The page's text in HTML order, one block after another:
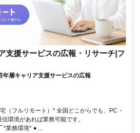
支援サービスの広報・リサーチ|フ
層キャリア支援サービスの広報
（フルリモート）* 全国どこからでも、PC・
環境があれば業務可能です。
*業務環境* ● ...